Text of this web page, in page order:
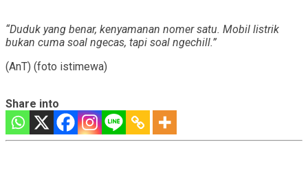
“Duduk yang benar, kenyamanan nomer satu. Mobil listrik
bukan cuma soal ngecas, tapi soal ngechill.”
(AnT) (foto istimewa)
Share into